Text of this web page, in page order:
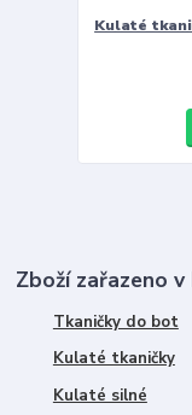
Kulaté
Zboží zařazeno
Tkaničky do bot
Kulaté tkaničky
Kulaté silné